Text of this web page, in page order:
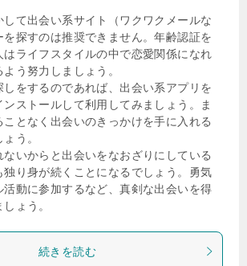
て出会い系サイト（ワクワクメールな
を探すのは推奨できません。年齢認証を
はライフスタイルの中で恋愛関係になれ
う努力しましょう。
をするのであれば、出会い系アプリを
ストールして利用してみましょう。ま
ことなく出会いのきっかけを手に入れる
う。
いからと出会いをなおざりにしている
独り身が続くことになるでしょう。勇気
活動に参加するなど、真剣な出会いを得
ょう。
続きを読む